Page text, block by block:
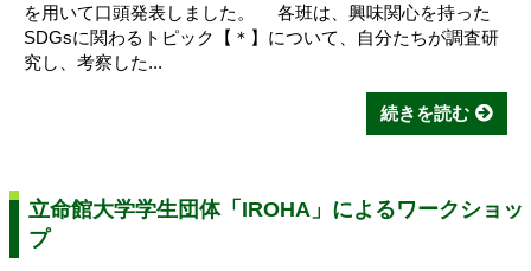
を用いて口頭発表しました。 各班は、興味関心を持った
SDGsに関わるトピック【＊】について、自分たちが調査研
究し、考察した...
続きを読む
立命館大学学生団体「IROHA」によるワークショッ
プ